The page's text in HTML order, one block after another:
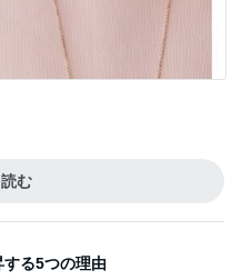
む
する5つの理由